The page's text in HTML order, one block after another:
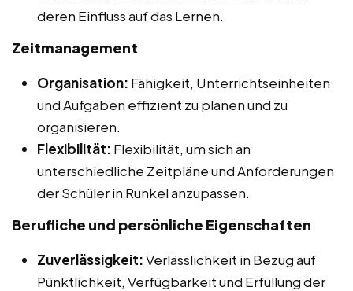
deren Einfluss auf das Lernen.
Zeitmanagement
Organisation: Fähigkeit, Unterrichtseinheiten
und Aufgaben effizient zu planen und zu
organisieren.
Flexibilität: Flexibilität, um sich an
unterschiedliche Zeitpläne und Anforderungen
der Schüler in Runkel anzupassen.
Berufliche und persönliche Eigenschaften
Zuverlässigkeit:Verlässlichkeit in Bezug auf
Pünktlichkeit, Verfügbarkeit und Erfüllung der